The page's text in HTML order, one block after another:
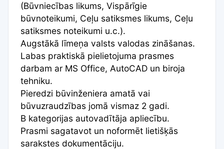
(Būvniecības likums, Vispārīgie
būvnoteikumi, Ceļu satiksmes likums, Ceļu
satiksmes noteikumi u.c.).
Augstākā līmeņa valsts valodas zināšanas.
Labas praktiskā pielietojuma prasmes
darbam ar MS Office, AutoCAD un biroja
tehniku.
Pieredzi būvinženiera amatā vai
būvuzraudzības jomā vismaz 2 gadi.
B kategorijas autovadītāja apliecību.
Prasmi sagatavot un noformēt lietišķās
sarakstes dokumentāciju.